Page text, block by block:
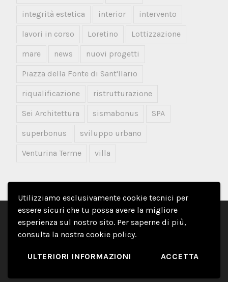
Utilizziamo esclusivamente cookie tecnici per
essere sicuri che tu possa avere la migliore
esperienza sul nostro sito. Per saperne di più,
consulta la nostra cookie policy.
ULTERIORI INFORMAZIONI ACCETTA
integrità estetica interior intervento
lavori in corso Loretino Lottizzazione
mare news nuovi progetti
Piazza della Fonte di Sant'Ilario
riqualificazione ristrutturazione
Sei Architettura sismabonus SPA
superbonus sviluppo urbano
Venturina Terme villa
COPYRIGHT © 2026SEI ARCHITETTURAALL
RIGHTS RESERVED
COOKIE